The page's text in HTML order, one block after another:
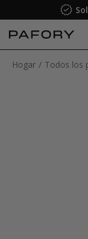
Hogar Todos los